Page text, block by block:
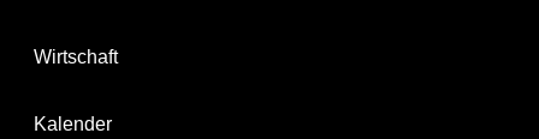
Wirtschaft
Kalender